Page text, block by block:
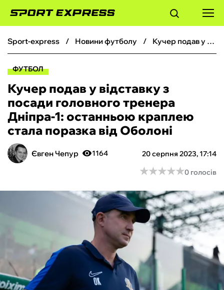
ФУТБОЛ
БОКС
ХОКЕЙ
ТЕНІС
КІБЕРСПОРТ
ФУТЗАЛ
ІНШІ
sport-express новини футболу Кучер подав у відставку з посади головного тренера Дніпра-1: останньою краплею стала поразка від Оболоні
ФУТБОЛ
Кучер подав у відставку з
посади головного тренера
Дніпра-1: останньою краплею
стала поразка від Оболоні
Євген Чепур 20 серпня 2023, 17:14
1164
★★★★★
★★★★★0 голосів